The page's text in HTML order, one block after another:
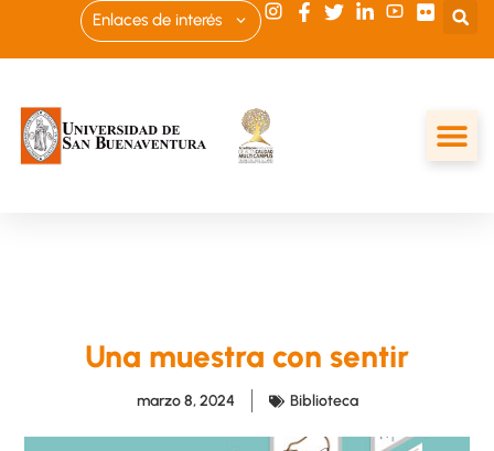
Enlaces de interés
Una muestra con sentir
marzo 8, 2024 Biblioteca